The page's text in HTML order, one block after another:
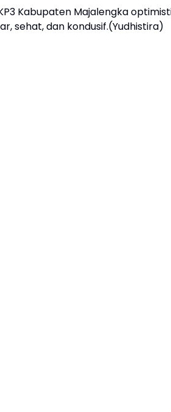
Kabupaten Majalengka
sehat, dan kondusif.(Yudhistira)